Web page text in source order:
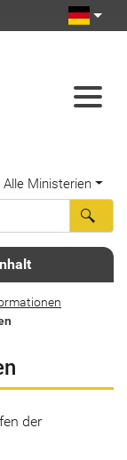
Alle Ministerien
der